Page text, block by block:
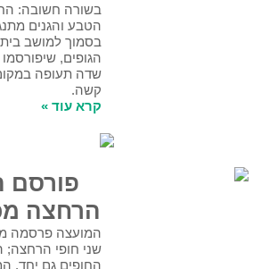
בשורה חשובה: החברה להגנת הטבע ורשות
הטבע והגנים מתנגדות להקמת שדה התעופה
בסמוך למושב בית הלוי; דוחות של שני
הגופים, שיפורסמו בקרוב, קובעים כי הקמת
שדה תעופה במקום תהווה מפגע סביבתי
פורסם המכרז לחופי
הרחצה מכמורת ונעורים
המועצה פרסמה מכרז חדש לתפעול ותחזוקת
שני חופי הרחצה; הזוכה יפעיל ויתחזק את 2
החופים גם יחד. המכרז מתבסס על לקחי